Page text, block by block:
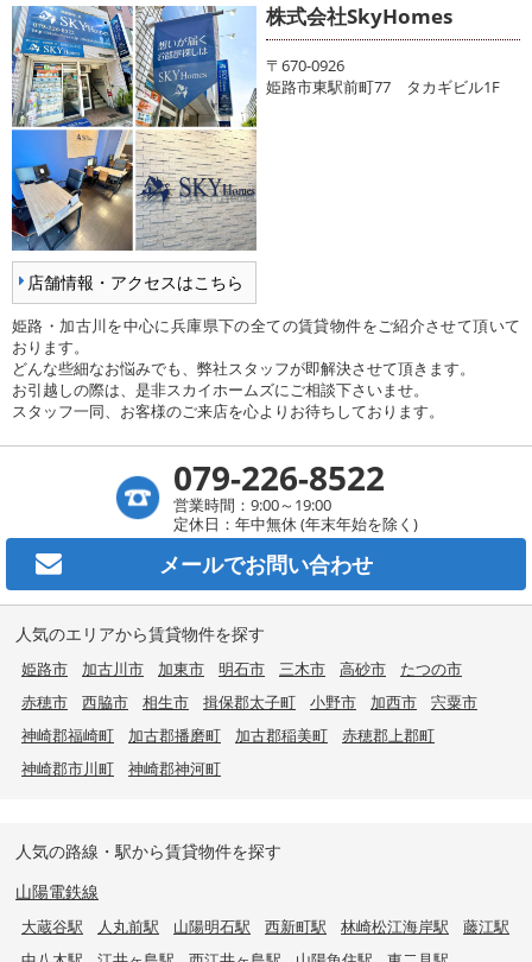
店舗情報・アクセスはこちら
株式会社SkyHomes
〒670-0926
姫路市東駅前町77 タカギビル1F
姫路・加古川を中心に兵庫県下の全ての賃貸物件をご紹介させて頂いて
おります。
どんな些細なお悩みでも、弊社スタッフが即解決させて頂きます。
お引越しの際は、是非スカイホームズにご相談下さいませ。
スタッフ一同、お客様のご来店を心よりお待ちしております。
079-226-8522
営業時間：9:00～19:00
定休日：年中無休 (年末年始を除く)
メールでお問い合わせ
人気のエリアから賃貸物件を探す
姫路市 加古川市 加東市 明石市 三木市 高砂市
たつの市
赤穂市
西脇市 相生市 揖保郡太子町 小野市 加西市
宍粟市
神崎郡福崎町
加古郡播磨町 加古郡稲美町
赤穂郡上郡町
神崎郡市川町
神崎郡神河町
人気の路線・駅から賃貸物件を探す
山陽電鉄線
大蔵谷駅 人丸前駅 山陽明石駅 西新町駅 林崎松江海岸駅
藤江駅